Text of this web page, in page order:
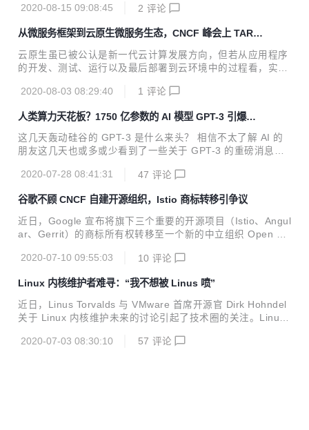
与人互动的程序。用户可以使用打字机输入人类的自然...
re） 的语言学教授发明了一种将语言描述为“系统”的方法。
和差异中创造的，“在词里，重要的不是声音本身，而是使这
个词区别于其他一切词的声音上的区别，因为带有意义的也正
是这些差别。" 他提出，“意义”产生于语言之间的关系和对
个“共享”的规范体系，为合理的、可扩展的思想提供了条件，
2020-08-15 09:08:45 2 评论
从微服务框架到云原生微服务生态，CNCF 峰会上 TARS
基金会分论坛聊了这些
云原生虽已被公认是新一代云计算发展方向，但若从应用程序
的开发、测试、运行以及最后部署到云环境中的过程看，实现
表技术之一，在单体应用中，云原生基本发挥不出优势，故而
在其中的容器、敏捷与 DevOps 等技术组合。互联网海量和
多变的业务，正要求多种功能的同时实现，同样是要集合各种
技术。 8 月 1 日，线上举办的 CloudNative + Open Source
K8STARS 项目，这是一个整合了 K...
2020-08-03 08:29:40 1 评论
人类算力天花板？1750 亿参数的 AI 模型 GPT-3 引爆硅
谷
这几天轰动硅谷的 GPT-3 是什么来头？ 相信不太了解 AI 的
朋友这几天也或多或少看到了一些关于 GPT-3 的重磅消息，
技术”。 请注意，现在站在你面前的是：互联网原子弹，人工
造机，幼年期的天网 —— 最先进的 AI 语言模型 GPT-3。 17
50 亿参数组成的训练模型 言归正传，OpenAI 的研究人员在
上个月发表了一篇论文，描述了 GPT-3 的开发，正式发布了
这个由 1750 亿个参数组成的 AI 语言模型。 在 NLP 领域
中，通常采用 ELMo 算法的思想，即通...
2020-07-28 08:41:31 47 评论
谷歌不顾 CNCF 自建开源组织，Istio 商标转移引争议
近日，Google 宣布将旗下三个重要的开源项目（Istio、Angul
ar、Gerrit）的商标所有权转移至一个新的中立组织 Open Us
和使用这些品牌商标的建议。这一看似进一步拥抱开源的举
当地时间 7 月 8 日，Google 在 Istio 官方博客发布公告，宣
布将该项目的商标所有权移交给一个全新的组织，即 OUC，
以提供对商标的中立监督。公告表示，“从历史上看，商标的
立开放使用共享组织，Open Us...
2020-07-10 09:55:03 10 评论
Linux 内核维护者难寻：“我不想被 Linus 喷”
近日，Linus Torvalds 与 VMware 首席开源官 Dirk Hohndel
关于 Linux 内核维护未来的讨论引起了技术圈的关注。Linus
的继任者，因为在很多年轻开发者看来 “ Linux 内核项目并不
2020-07-03 08:30:10 57 评论